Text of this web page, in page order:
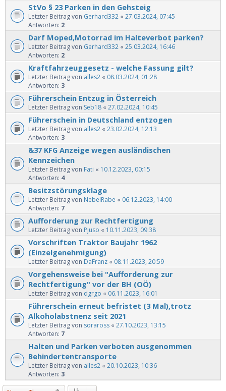
StVo § 23 Parken in den Gehsteig
Letzter Beitrag von Gerhard332 « 27.03.2024, 07:45
Antworten: 2
Darf Moped,Motorrad im Halteverbot parken?
Letzter Beitrag von Gerhard332 « 25.03.2024, 16:46
Antworten: 2
Kraftfahrzeuggesetz - welche Fassung gilt?
Letzter Beitrag von alles2 « 08.03.2024, 01:28
Antworten: 3
Führerschein Entzug in Österreich
Letzter Beitrag von Seb18 « 27.02.2024, 10:45
Führerschein in Deutschland entzogen
Letzter Beitrag von alles2 « 23.02.2024, 12:13
Antworten: 3
&37 KFG Anzeige wegen ausländischen
Kennzeichen
Letzter Beitrag von Fati « 10.12.2023, 00:15
Antworten: 4
Besitzstörungsklage
Letzter Beitrag von NebelRabe « 06.12.2023, 14:00
Antworten: 7
Aufforderung zur Rechtfertigung
Letzter Beitrag von Pjuso « 10.11.2023, 09:38
Vorschriften Traktor Baujahr 1962
(Einzelgenehmigung)
Letzter Beitrag von DaFranz « 08.11.2023, 20:59
Vorgehensweise bei "Aufforderung zur
Rechtfertigung" vor der BH (OÖ)
Letzter Beitrag von dgrgo « 06.11.2023, 16:01
Führerschein erneut befristet (3 Mal),trotz
Alkoholabstnenz seit 2021
Letzter Beitrag von soraross « 27.10.2023, 13:15
Antworten: 7
Halten und Parken verboten ausgenommen
Behindertentransporte
Letzter Beitrag von alles2 « 20.10.2023, 10:36
Antworten: 3